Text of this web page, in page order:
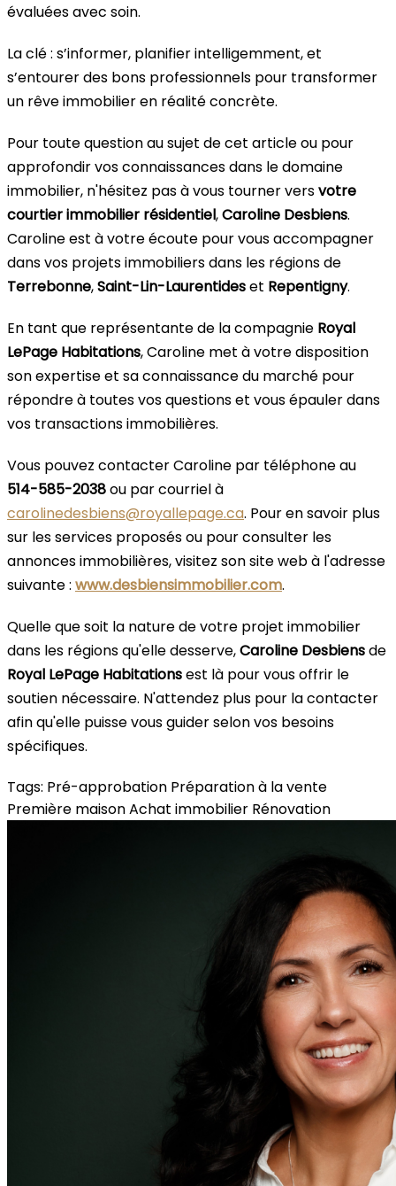
évaluées avec soin.
La clé : s’informer, planifier intelligemment, et
s’entourer des bons professionnels pour transformer
un rêve immobilier en réalité concrète.
Pour toute question au sujet de cet article ou pour
approfondir vos connaissances dans le domaine
immobilier, n'hésitez pas à vous tourner versvotre
courtier immobilier résidentiel,Caroline Desbiens.
Caroline est à votre écoute pour vous accompagner
dans vos projets immobiliers dans les régions de
Terrebonne,Saint-Lin-Laurentideset Repentigny.
En tant que représentante de la compagnie Royal
LePage Habitations, Caroline met à votre disposition
son expertise et sa connaissance du marché pour
répondre à toutes vos questions et vous épauler dans
vos transactions immobilières.
Vous pouvez contacter Caroline par téléphone au
514-585-2038ou par courriel à
carolinedesbiens@royallepage.ca. Pour en savoir plus
sur les services proposés ou pour consulter les
annonces immobilières, visitez son site web à l'adresse
suivante : www.desbiensimmobilier.com.
Quelle que soit la nature de votre projet immobilier
dans les régions qu'elle desserve,Caroline Desbiensde
Royal LePage Habitationsest là pour vous offrir le
soutien nécessaire. N'attendez plus pour la contacter
afin qu'elle puisse vous guider selon vos besoins
spécifiques.
Tags: Pré-approbation Préparation à la vente
Première maisonAchat immobilier Rénovation